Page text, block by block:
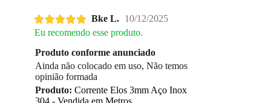
Bke L.
10/12/2025
Eu recomendo esse produto.
Produto conforme anunciado
Ainda não colocado em uso, Não temos
opinião formada
Produto: Corrente Elos 3mm Aço Inox